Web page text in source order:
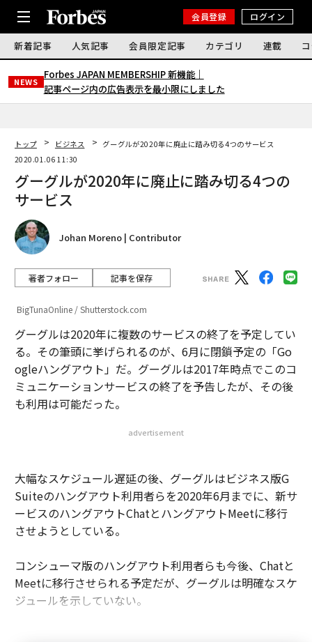
会員登録 ログイン
新着記事 人気記事 会員限定記事 カテゴリ 連載
NEWS
Forbes JAPAN MEMBERSHIP 新機能｜
記事ページ内の広告表示を最小限にしました
トップ ビジネス
グーグルが2020年に廃止に踏み切る4つのサービス
2020.01.06 11:30
グーグルが2020年に廃止に踏み切る4つの
サービス
Johan Moreno | Contributor
著者フォロー 記事を保存
BigTunaOnline / Shutterstock.com
グーグルは2020年に複数のサービスの終了を予定してい
る。その筆頭に挙げられるのが、6月に閉鎖予定の「Go
ogleハングアウト」だ。グーグルは2017年時点でこのコ
ミュニケーションサービスの終了を予告したが、その後
も利用は可能だった。
advertisement
大幅なスケジュール遅延の後、グーグルはビジネス版G
Suiteのハングアウト利用者らを2020年6月までに、新サ
ービスのハングアウトChatとハングアウトMeetに移行
させようとしている。
コンシューマ版のハングアウト利用者らも今後、Chatと
Meetに移行させられる予定だが、グーグルは明確なスケ
ジュールを示していない。